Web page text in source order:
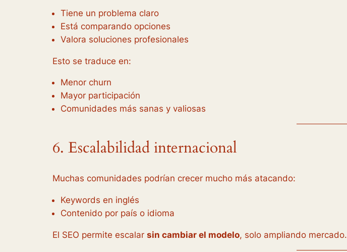
Tiene un problema claro
Está comparando opciones
Valora soluciones profesionales
Esto se traduce en:
Menor churn
Mayor participación
Comunidades más sanas y valiosas
6. Escalabilidad internacional
Muchas comunidades podrían crecer mucho más atacando:
Keywords en inglés
Contenido por país o idioma
El SEO permite escalar sin cambiar el modelo, solo ampliando mercado.